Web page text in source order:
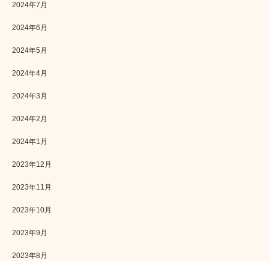
2024年7月
2024年6月
2024年5月
2024年4月
2024年3月
2024年2月
2024年1月
2023年12月
2023年11月
2023年10月
2023年9月
2023年8月